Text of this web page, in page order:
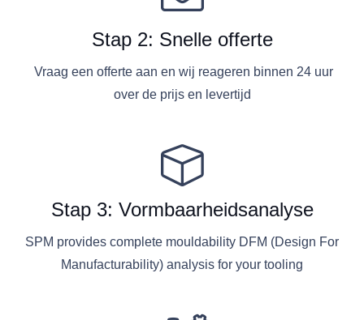
Stap 2: Snelle offerte
Vraag een offerte aan en wij reageren binnen 24 uur
over de prijs en levertijd
Stap 3: Vormbaarheidsanalyse
SPM provides complete mouldability DFM (Design For
Manufacturability) analysis for your tooling